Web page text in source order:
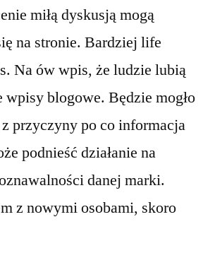
miłą dyskusją mogą
na stronie. Bardziej life
Na ów wpis, że ludzie lubią
wpisy blogowe. Będzie mogło
przyczyny po co informacja
podnieść działanie na
danej marki.
z nowymi osobami, skoro